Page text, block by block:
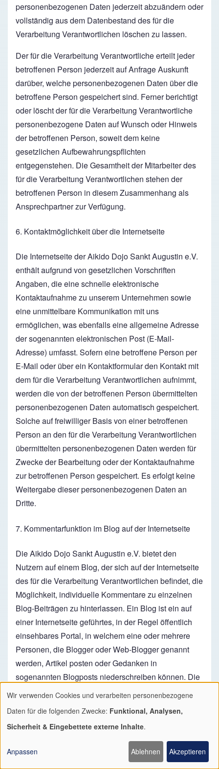
personenbezogenen Daten jederzeit abzuändern oder
vollständig aus dem Datenbestand des für die
Verarbeitung Verantwortlichen löschen zu lassen.
Der für die Verarbeitung Verantwortliche erteilt jeder
betroffenen Person jederzeit auf Anfrage Auskunft
darüber, welche personenbezogenen Daten über die
betroffene Person gespeichert sind. Ferner berichtigt
oder löscht der für die Verarbeitung Verantwortliche
personenbezogene Daten auf Wunsch oder Hinweis
der betroffenen Person, soweit dem keine
gesetzlichen Aufbewahrungspflichten
entgegenstehen. Die Gesamtheit der Mitarbeiter des
für die Verarbeitung Verantwortlichen stehen der
betroffenen Person in diesem Zusammenhang als
Ansprechpartner zur Verfügung.
6. Kontaktmöglichkeit über die Internetseite
Die Internetseite der Aikido Dojo Sankt Augustin e.V.
enthält aufgrund von gesetzlichen Vorschriften
Angaben, die eine schnelle elektronische
Kontaktaufnahme zu unserem Unternehmen sowie
eine unmittelbare Kommunikation mit uns
ermöglichen, was ebenfalls eine allgemeine Adresse
der sogenannten elektronischen Post (E-Mail-
Adresse) umfasst. Sofern eine betroffene Person per
E-Mail oder über ein Kontaktformular den Kontakt mit
dem für die Verarbeitung Verantwortlichen aufnimmt,
werden die von der betroffenen Person übermittelten
personenbezogenen Daten automatisch gespeichert.
Solche auf freiwilliger Basis von einer betroffenen
Person an den für die Verarbeitung Verantwortlichen
übermittelten personenbezogenen Daten werden für
Zwecke der Bearbeitung oder der Kontaktaufnahme
zur betroffenen Person gespeichert. Es erfolgt keine
Weitergabe dieser personenbezogenen Daten an
Dritte.
7. Kommentarfunktion im Blog auf der Internetseite
Die Aikido Dojo Sankt Augustin e.V. bietet den
Nutzern auf einem Blog, der sich auf der Internetseite
des für die Verarbeitung Verantwortlichen befindet, die
Möglichkeit, individuelle Kommentare zu einzelnen
Blog-Beiträgen zu hinterlassen. Ein Blog ist ein auf
einer Internetseite geführtes, in der Regel öffentlich
einsehbares Portal, in welchem eine oder mehrere
Personen, die Blogger oder Web-Blogger genannt
werden, Artikel posten oder Gedanken in
sogenannten Blogposts niederschreiben können. Die
Blogposts können in der Regel von Dritten
Hinterlässt eine betroffene Person einen Kommentar
in dem auf dieser Internetseite veröffentlichten Blog,
werden neben den von der betroffenen Person
Verwendung
von
personenbezogenen
Daten
Wir verwenden Cookies und verarbeiten personenbezogene
Daten für die folgenden Zwecke: Funktional, Analysen,
Sicherheit & Eingebettete externe Inhalte.
Anpassen Ablehnen Akzeptieren